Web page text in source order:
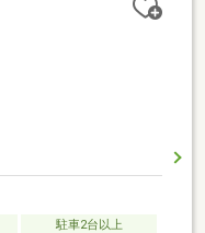
駐車2台以上